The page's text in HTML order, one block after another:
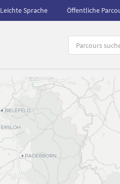
Leichte Sprache Öffentliche